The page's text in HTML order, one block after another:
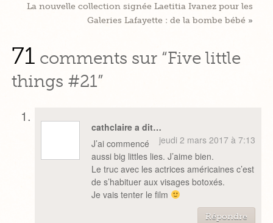
La nouvelle collection signée Laetitia Ivanez pour les
Galeries Lafayette : de la bombe bébé »
71 comments sur “Five little
things #21”
cathclaire a dit…
jeudi 2 mars 2017 à 7:13
J’ai commencé
aussi big littles lies. J’aime bien.
Le truc avec les actrices américaines c’est
de s’habituer aux visages botoxés.
Je vais tenter le film
Répondre